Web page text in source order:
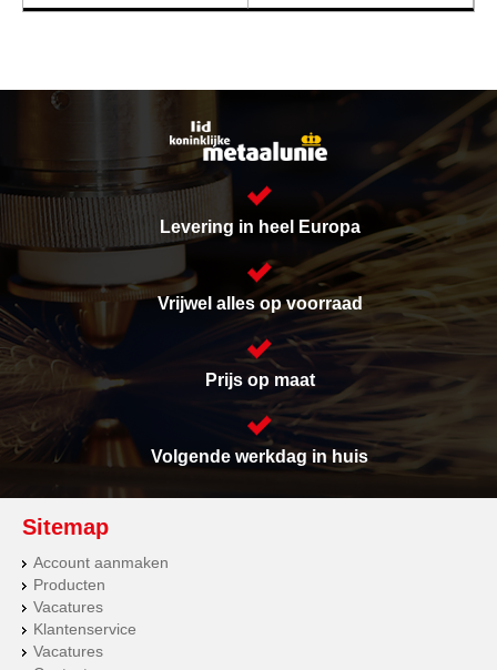
Levering in heel Europa
Vrijwel alles op voorraad
Prijs op maat
Volgende werkdag in huis
Sitemap
Account aanmaken
Producten
Vacatures
Klantenservice
Vacatures